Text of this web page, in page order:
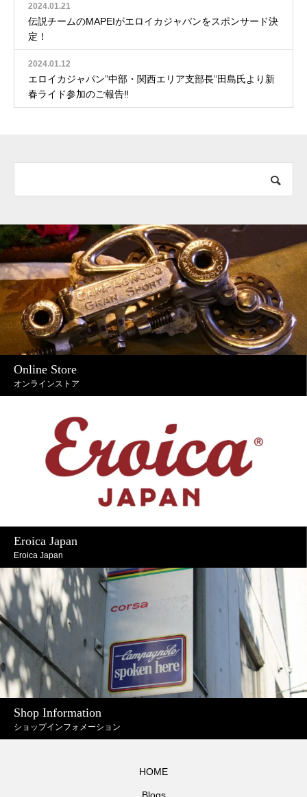
2024.01.21
伝説チームのMAPEIがエロイカジャパンをスポンサード決
定！
2024.01.12
エロイカジャパン”中部・関西エリア支部長”田島氏より新
春ライド参加のご報告‼
Online Store
オンラインストア
Eroica Japan
Eroica Japan
Shop Information
ショップインフォメーション
HOME
Blogs